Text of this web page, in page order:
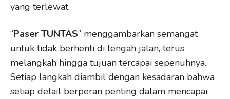
yang terlewat.
“Paser TUNTAS” menggambarkan semangat
untuk tidak berhenti di tengah jalan, terus
melangkah hingga tujuan tercapai sepenuhnya.
Setiap langkah diambil dengan kesadaran bahwa
setiap detail berperan penting dalam mencapai